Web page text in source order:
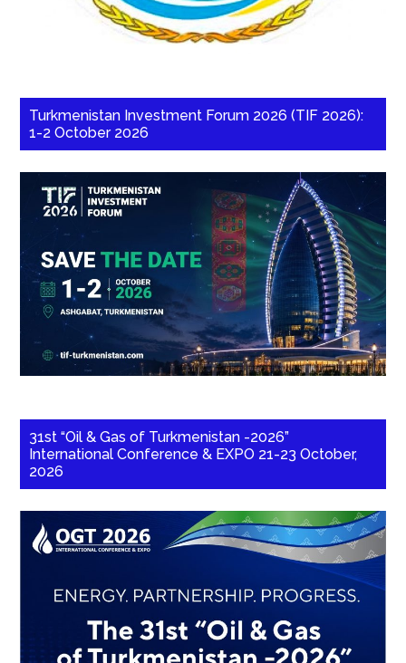
Turkmenistan Investment Forum 2026 (TIF 2026):
1-2 October 2026
31st “Oil & Gas of Turkmenistan -2026”
International Conference & EXPO 21-23 October,
2026